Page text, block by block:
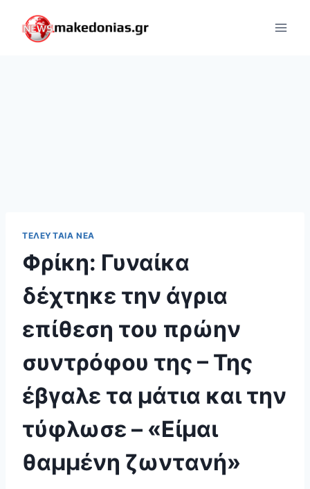
content
ΤΕΛΕΥΤΑΊΑ ΝΈΑ
Φρίκη: Γυναίκα
δέχτηκε την άγρια
επίθεση του πρώην
συντρόφου της – Της
έβγαλε τα μάτια και την
τύφλωσε – «Είμαι
θαμμένη ζωντανή»